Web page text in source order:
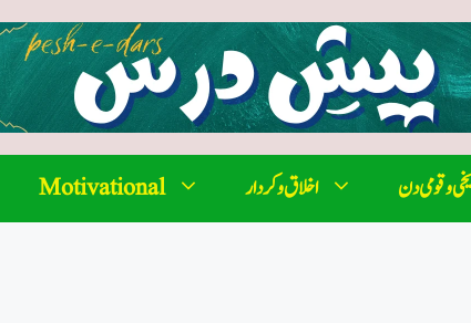
Motivational اخلاق و کردار و قومی دن